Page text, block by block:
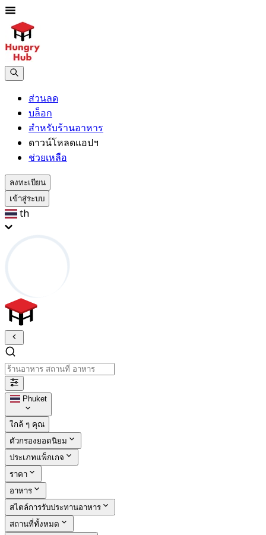
ส่วนลด
บล็อก
สำหรับร้านอาหาร
ดาวน์โหลดแอปฯ
ช่วยเหลือ
ลงทะเบียน
เข้าสู่ระบบ
th
Phuket
ใกล้ ๆ คุณ
ตัวกรองยอดนิยม
ประเภทแพ็กเกจ
ราคา
อาหาร
สไตล์การรับประทานอาหาร
สถานที่ทั้งหมด